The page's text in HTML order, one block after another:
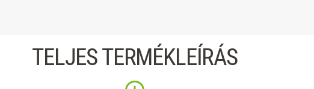
TELJES TERMÉKLEÍRÁS